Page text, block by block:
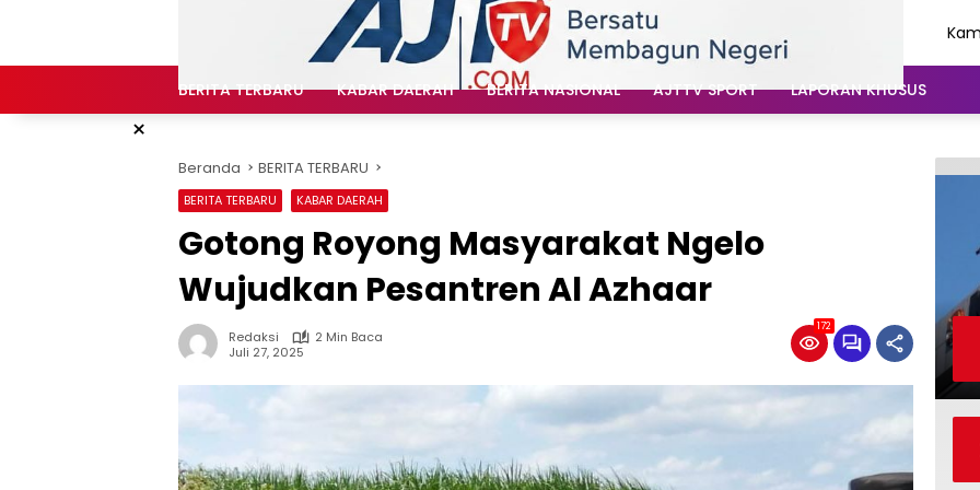
BERITA TERBARU KABAR DAERAH BERITA NASIONAL AJTTV SPORT LAPORAN KHUSUS
×
Beranda BERITA TERBARU
BERITA TERBARU KABAR DAERAH
Gotong Royong Masyarakat Ngelo
Wujudkan Pesantren Al Azhaar
Redaksi
2 Min Baca
Juli 27, 2025
172